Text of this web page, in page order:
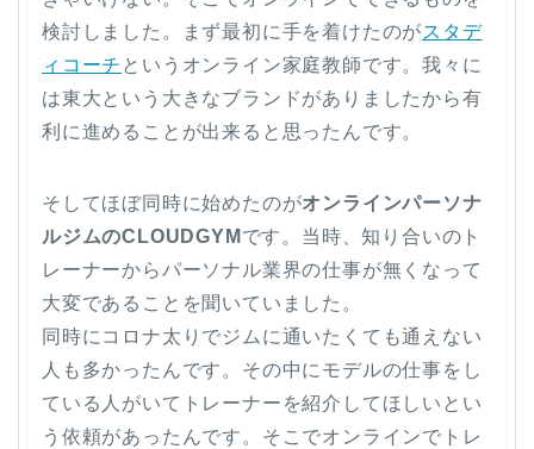
検討しました。まず最初に手を着けたのがスタデ
ィコーチ というオンライン家庭教師です。我々に
は東大という大きなブランドがありましたから有
利に進めることが出来ると思ったんです。
そしてほぼ同時に始めたのがオンラインパーソナ
ルジムのCLOUDGYM です。当時、知り合いのト
レーナーからパーソナル業界の仕事が無くなって
大変であることを聞いていました。
同時にコロナ太りでジムに通いたくても通えない
人も多かったんです。その中にモデルの仕事をし
ている人がいてトレーナーを紹介してほしいとい
う依頼があったんです。そこでオンラインでトレ